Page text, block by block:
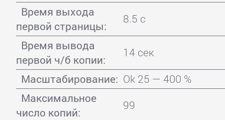
Время выхода
первой страницы:
8.5 с
Время вывода
первой ч/б копии:
14 сек
Масштабирование: Ok 25 — 400 %
Максимальное
число копий:
99